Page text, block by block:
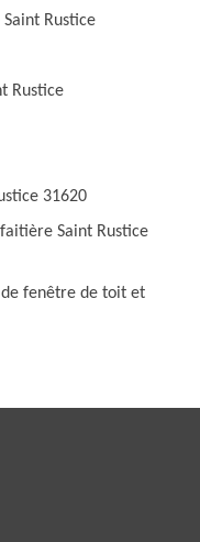
Rustice
Rustice
31620
Saint Rustice
fenêtre de toit et